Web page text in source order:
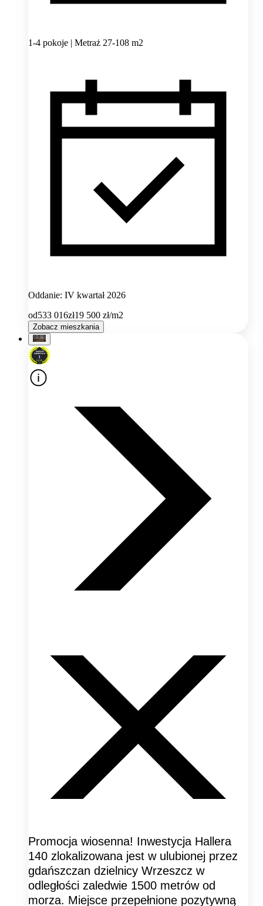
1-4 pokoje | Metraż 27-108 m2
Oddanie: IV kwartał 2026
od533 016zł19 500 zł/m2
Zobacz mieszkania
Promocja wiosenna! Inwestycja Hallera
140 zlokalizowana jest w ulubionej przez
gdańszczan dzielnicy Wrzeszcz w
odległości zaledwie 1500 metrów od
morza. Miejsce przepełnione pozytywną